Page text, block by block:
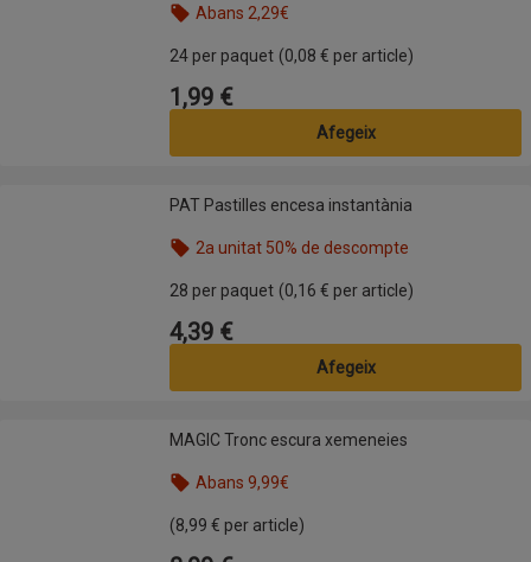
Abans 2,29€
24 per paquet (0,08 € per article)
Preu
1,99 €
Afegeix
PAT Pastilles encesa instantàniaPAT Pastilles encesa instantània
2a unitat 50% de descompte
28 per paquet (0,16 € per article)
Preu
4,39 €
Afegeix
MAGIC Tronc escura xemeneiesMAGIC Tronc escura xemeneies
Abans 9,99€
(8,99 € per article)